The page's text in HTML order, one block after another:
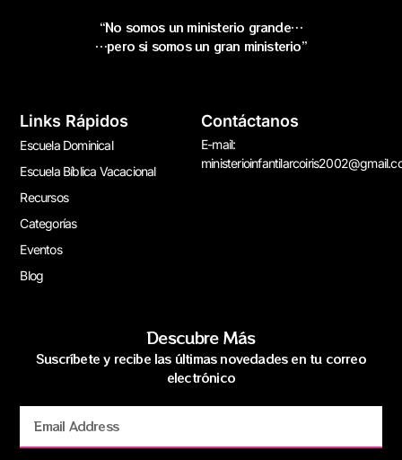
“No somos un ministerio grande…
…pero si somos un gran ministerio”
Links Rápidos
Escuela Dominical
Escuela Bíblica Vacacional
Recursos
Categorías
Eventos
Blog
Contáctanos
E-mail:
Descubre Más
Suscríbete y recibe las últimas novedades en tu correo
electrónico